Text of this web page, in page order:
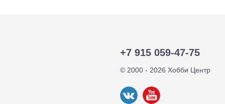
+7 915 059-47-75
© 2000 - 2026 Хобби Центр